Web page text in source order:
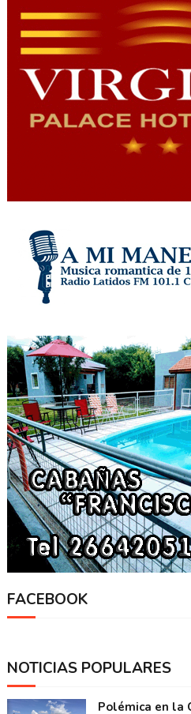
FACEBOOK
NOTICIAS POPULARES
Polémica en la